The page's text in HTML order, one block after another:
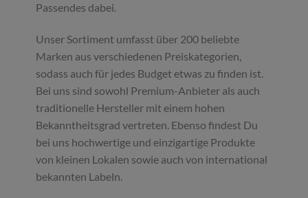
Passendes dabei.
Unser Sortiment umfasst über 200 beliebte
Marken aus verschiedenen Preiskategorien,
sodass auch für jedes Budget etwas zu finden ist.
Bei uns sind sowohl Premium-Anbieter als auch
traditionelle Hersteller mit einem hohen
Bekanntheitsgrad vertreten. Ebenso findest Du
bei uns hochwertige und einzigartige Produkte
von kleinen Lokalen sowie auch von international
bekannten Labeln.